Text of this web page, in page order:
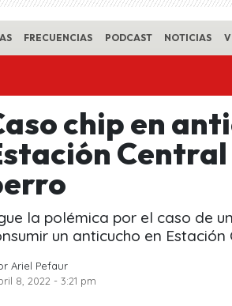
FRECUENCIAS PODCAST NOTICIAS
chip en
la polémica por el caso de
un anticucho en Estación
Ariel Pefaur
8, 2022 - 3:21 pm